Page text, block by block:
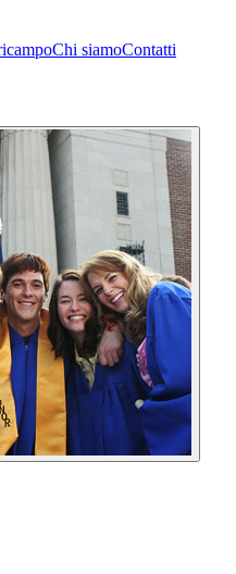
Chi siamoContatti